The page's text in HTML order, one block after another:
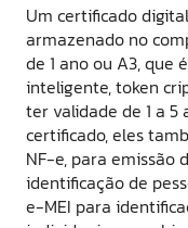
Um certificado
armazenado no
de 1 ano ou A3,
inteligente, token
ter validade de 1 a 5
certificado, eles
NF-e, para emissão
identificação de
e-MEI para